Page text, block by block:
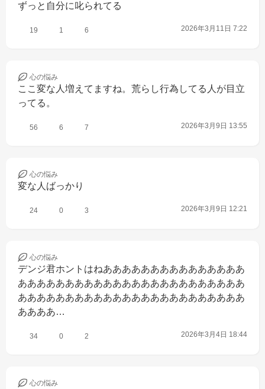
ずっと自分に叱られてる
19 1 6 2026年3月11日 7:22
心の悩み
ここ変な人増えてますね。荒らし行為してる人が目立
ってる。
56 6 7 2026年3月9日 13:55
心の悩み
変な人ばっかり
24 0 3 2026年3月9日 12:21
心の悩み
デンジ君ホントはねあああああああああああああああ
ああああああああああああああああああああああああ
ああああああああああああああああああああああああ
ああああ…
34 0 2 2026年3月4日 18:44
心の悩み